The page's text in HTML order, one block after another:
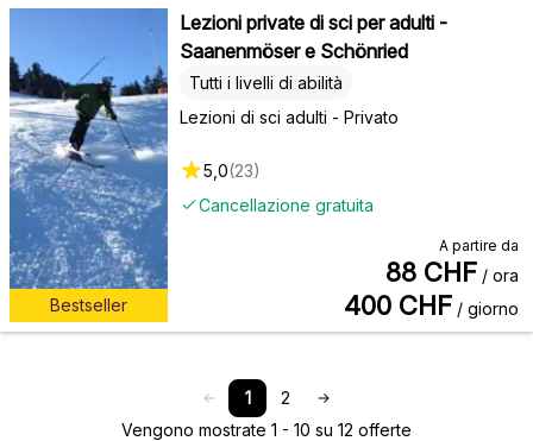
Bestseller
Lezioni private di sci per adulti -
Saanenmöser e Schönried
Lezioni di sci adulti - Privato
Tutti i livelli di abilità
Cancellazione gratuita
5,0(23)
A partire da
88 CHF / ora
400 CHF / giorno
1
2
Vengono mostrate 1 - 10 su 12 offerte